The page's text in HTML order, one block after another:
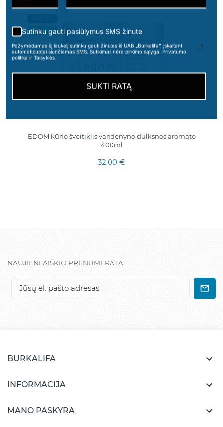
IZRAELIS
EDOM kūno šveitiklis vandenyno dulksnos aromato
400ml
32,00 €
NAUJIENLAIŠKIO PRENUMERATA
BURKALIFA 
INFORMACIJA 
MANO PASKYRA 
Sutinku gauti pasiūlymus SMS žinute
Pažymėdamas šį laukelį sutinku gauti žinutes iš UAB „Burkalifa“, įskaitant
automatizuotai siunčiamas SMS. Sutikimas nėra pirkimo sąlyga. Privatumo
politika ir Taisyklės
SUKTI RATĄ